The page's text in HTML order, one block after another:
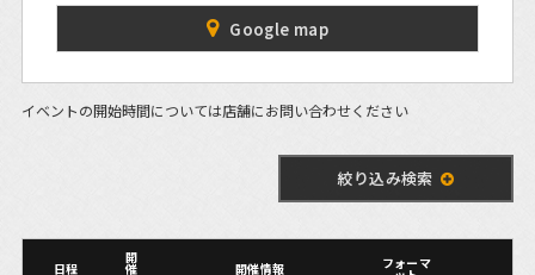
Google map
イベントの開始時間については店舗にお問い合わせください
絞り込み検索
日程
開
催 開催情報 フォーマ